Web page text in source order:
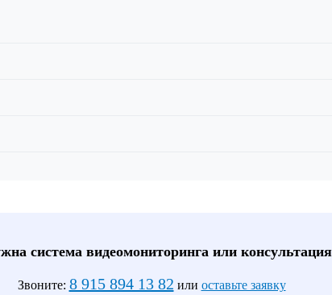
система видеомониторинга или
Звоните: 8 915 894 13 82 или оставьте заявку